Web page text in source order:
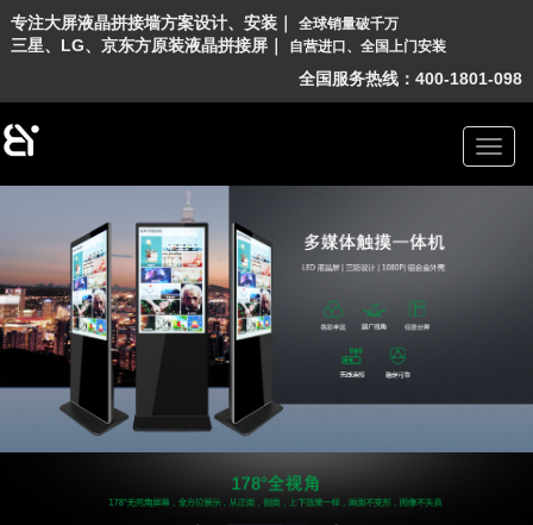
专注大屏液晶拼接墙方案设计、 安装｜ 全球销量破千万
三星、 LG、 京东方原装液晶拼接屏｜ 自营进口 、 全国上门安装
全国服务热线：400-1801-098